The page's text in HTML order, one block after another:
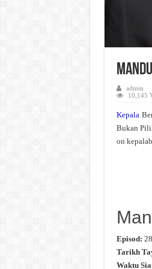
admin
10,145
Kepala
Bukan
on
Episod: 28
Tarikh
Waktu